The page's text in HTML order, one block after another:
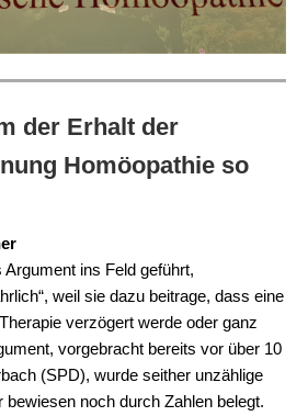
der Erhalt der
Homöopathie so
ins Feld geführt,
weil sie dazu beitrage, dass eine
verzögert werde oder ganz
vorgebracht bereits vor über 10
(SPD), wurde seither unzählige
bewiesen noch durch Zahlen belegt.